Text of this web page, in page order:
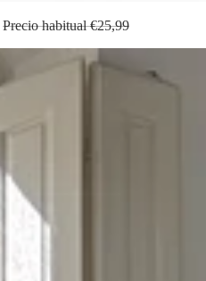
Precio habitual€25,99